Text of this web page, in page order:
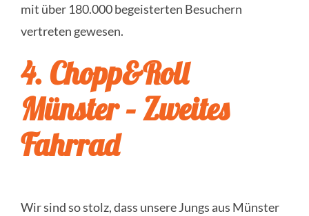
mit über 180.000 begeisterten Besuchern
vertreten gewesen.
4. Chopp&Roll
Münster – Zweites
Fahrrad
Wir sind so stolz, dass unsere Jungs aus Münster